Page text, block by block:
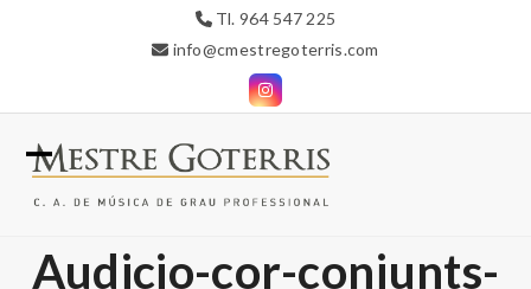
Tl. 964 547 225
info@cmestregoterris.com
Instagram
Open
menu
Close
menu
Audicio-cor-conjunts-